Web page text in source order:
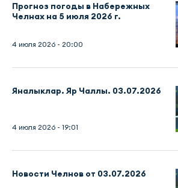
Прогноз погоды в Набережных
Челнах на 5 июля 2026 г.
4 июля 2026 - 20:00
Яналыклар. Яр Чаллы. 03.07.2026
4 июля 2026 - 19:01
Новости Челнов от 03.07.2026